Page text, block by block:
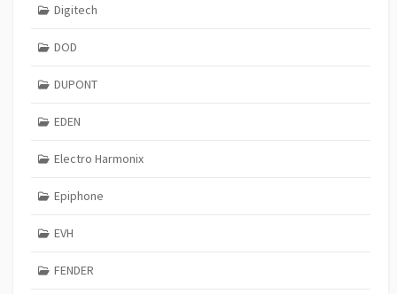
Digitech
DOD
DUPONT
EDEN
Electro Harmonix
Epiphone
EVH
FENDER